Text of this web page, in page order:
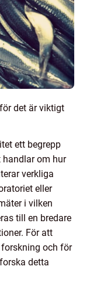
det är viktigt
ett begrepp
handlar om hur
verkliga
eller
i vilken
till en bredare
För att
och för
detta